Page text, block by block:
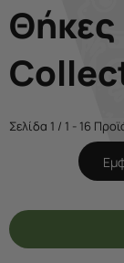
Σελίδα 1 / 1 - 16